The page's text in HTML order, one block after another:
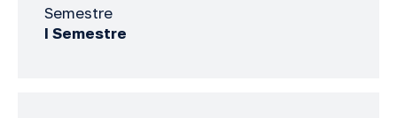
Semestre
I Semestre